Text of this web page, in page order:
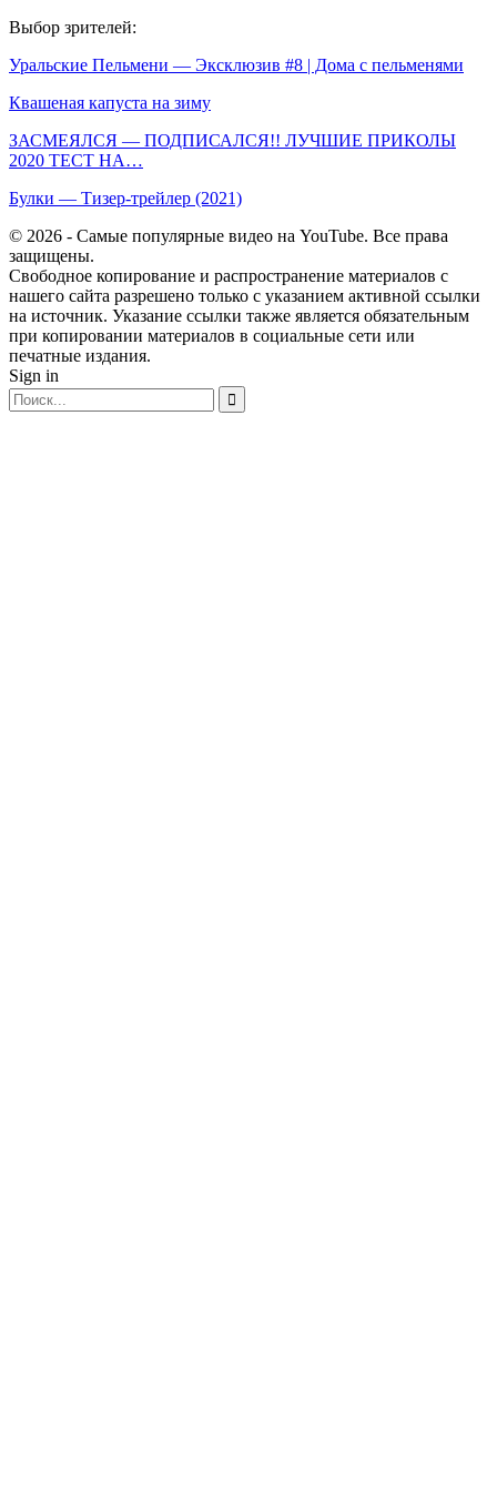
Выбор зрителей:
Уральские Пельмени — Эксклюзив #8 | Дома с пельменями
Квашеная капуста на зиму
ЗАСМЕЯЛСЯ — ПОДПИСАЛСЯ!! ЛУЧШИЕ ПРИКОЛЫ
2020 ТЕСТ НА…
Булки — Тизер-трейлер (2021)
© 2026 - Самые популярные видео на YouTube. Все права
защищены.
Свободное копирование и распространение материалов с
нашего сайта разрешено только с указанием активной ссылки
на источник. Указание ссылки также является обязательным
при копировании материалов в социальные сети или
печатные издания.
Sign in